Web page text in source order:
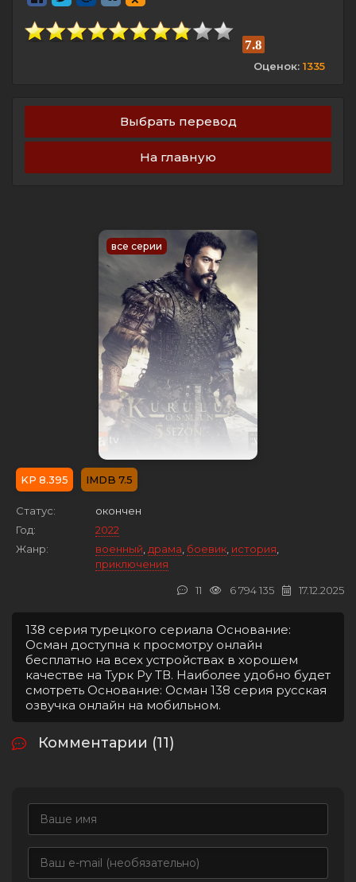
7.8
Оценок: 1335
Выбрать перевод
На главную
все серии
8.395 7.5
Статус:
окончен
Год:
2022
Жанр:
военный драма боевик история
приключения
17.12.2025
6 794 135
11
138 серия турецкого сериала Основание:
Осман доступна к просмотру онлайн
бесплатно на всех устройствах в хорошем
качестве на Турк Ру ТВ. Наиболее удобно будет
смотреть Основание: Осман 138 серия русская
озвучка онлайн на мобильном.
Комментарии (11)